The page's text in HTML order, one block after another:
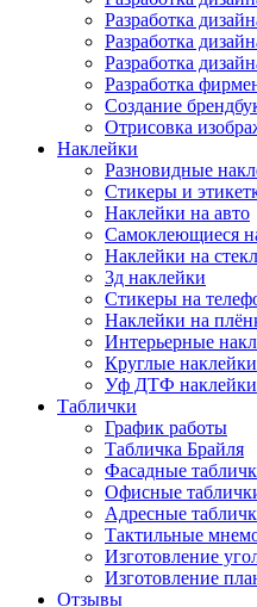
Разработка
Разработка
Разработка
Разработка
Создание
Отрисовка
Наклейки
Разновидные
Стикеры и
Наклейки на авто
Самоклеющиеся
Наклейки на
3д наклейки
Cтикеры на
Наклейки на
Интерьерные
Круглые наклейки
Уф ДТФ наклейки
Таблички
График работы
Табличка Брайля
Фасадные
Офисные
Адресные
Тактильные
Изготовление
Изготовление
Отзывы